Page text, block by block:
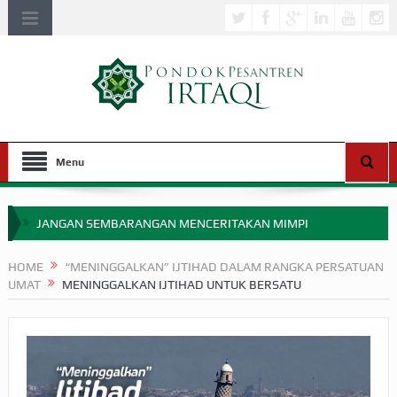
Menu
JANGAN SEMBARANGAN MENCERITAKAN MIMPI
MIMPI YANG DIABAIKAN MENJELANG PERANG BADAR
HAKIKAT NIKMAT DI DUNIA!
HOME
“MENINGGALKAN” IJTIHAD DALAM RANGKA PERSATUAN
UMAT
MENINGGALKAN IJTIHAD UNTUK BERSATU